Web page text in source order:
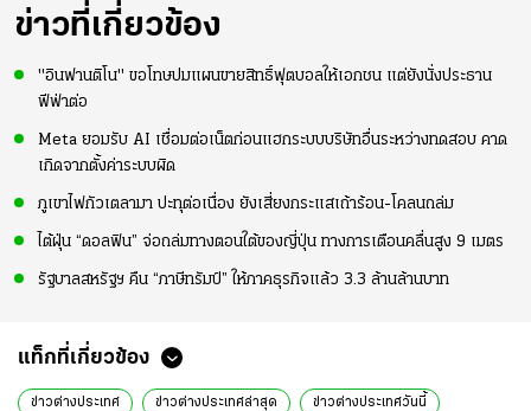
ข่าวที่เกี่ยวข้อง
"อินฟานติโน" ขอโทษปมแผนขายสิทธิ์ฟุตบอลให้เอกชน แต่ยังนั่งประธาน
ฟีฟ่าต่อ
Meta ยอมรับ AI เชื่อมต่อเน็ตก่อนแฮกระบบบริษัทอื่นระหว่างทดสอบ คาด
เกิดจากตั้งค่าระบบผิด
ภูเขาไฟกัวเตลามา ปะทุต่อเนื่อง ยังเสี่ยงกระแสเถ้าร้อน-โคลนถล่ม
ไต้ฝุ่น “ดอลฟิน” จ่อถล่มทางตอนใต้ของญี่ปุ่น ทางการเตือนคลื่นสูง 9 เมตร
รัฐบาลสหรัฐฯ คืน “ภาษีทรัมป์” ให้ภาคธุรกิจแล้ว 3.3 ล้านล้านบาท
แท็กที่เกี่ยวข้อง
ข่าวต่างประเทศ ข่าวต่างประเทศล่าสุด ข่าวต่างประเทศวันนี้